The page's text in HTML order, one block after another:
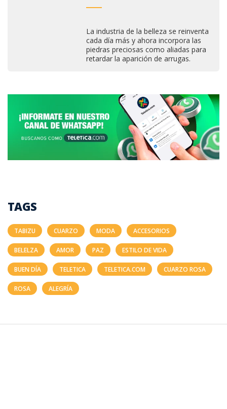
La industria de la belleza se reinventa
cada día más y ahora incorpora las
piedras preciosas como aliadas para
retardar la aparición de arrugas.
TAGS
TABIZU CUARZO MODA ACCESORIOS
BELELZA AMOR PAZ ESTILO DE VIDA
BUEN DÍA TELETICA TELETICA.COM CUARZO ROSA
ROSA ALEGRÍA